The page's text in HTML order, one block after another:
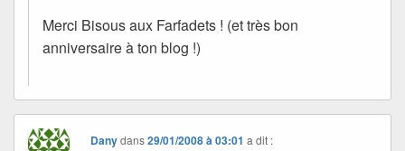
Merci Bisous aux Farfadets ! (et très bon
anniversaire à ton blog !)
Danydans29/01/2008 à 03:01 a dit :